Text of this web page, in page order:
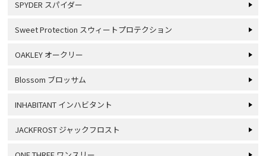
SPYDER スパイダー
Sweet Protection スウィートプロテクション
OAKLEY オークリー
Blossom ブロッサム
INHABITANT インハビタント
JACKFROST ジャックフロスト